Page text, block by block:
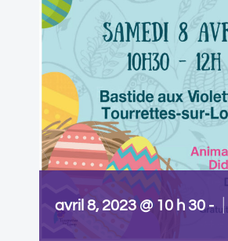
avril 8, 2023 @ 10 h 30- |